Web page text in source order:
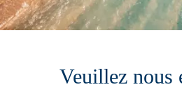
Veuillez nous